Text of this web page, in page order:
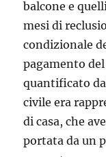
balcone e
mesi di
condizionale
pagamento
quantificato
civile era
di casa, che
portata da un